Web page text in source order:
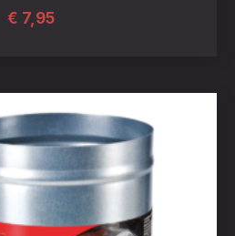
€ 7,95